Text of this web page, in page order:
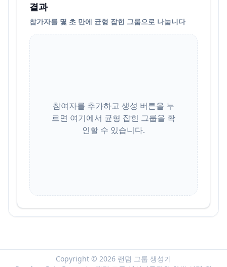
결과
참가자를 몇 초 만에 균형 잡힌 그룹으로 나눕니다
참여자를 추가하고 생성 버튼을 누
르면 여기에서 균형 잡힌 그룹을 확
인할 수 있습니다.
Copyright © 2026 랜덤 그룹 생성기